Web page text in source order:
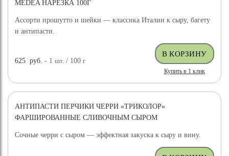
MEDEA НАРЕЗКА 100Г
Ассорти прошутто и шейки — классика Италии к сыру, багету
и антипасти.
625 руб. - 1шт. / 100г
Купить в 1 клик
АНТИПАСТИ ПЕРЧИКИ ЧЕРРИ «ТРИКОЛОР»
ФАРШИРОВАННЫЕ СЛИВОЧНЫМ СЫРОМ
Сочные черри с сыром — эффектная закуска к сыру и вину.